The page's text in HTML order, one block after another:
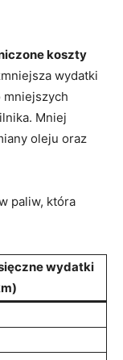
koszty
wydatki
mniejszych
Mniej
oleju oraz
paliw, która
wydatki